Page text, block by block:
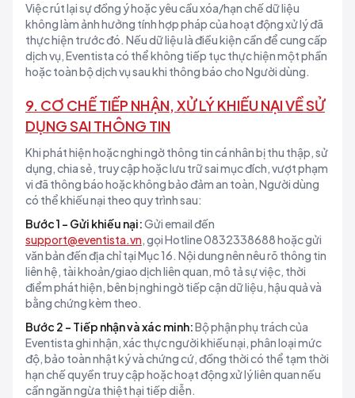
Việc rút lại sự đồng ý hoặc yêu cầu xóa/hạn chế dữ liệu
không làm ảnh hưởng tính hợp pháp của hoạt động xử lý đã
thực hiện trước đó. Nếu dữ liệu là điều kiện cần để cung cấp
dịch vụ, Eventista có thể không tiếp tục thực hiện một phần
hoặc toàn bộ dịch vụ sau khi thông báo cho Người dùng.
9. CƠ CHẾ TIẾP NHẬN, XỬ LÝ KHIẾU NẠI VỀ SỬ
DỤNG SAI THÔNG TIN
Khi phát hiện hoặc nghi ngờ thông tin cá nhân bị thu thập, sử
dụng, chia sẻ, truy cập hoặc lưu trữ sai mục đích, vượt phạm
vi đã thông báo hoặc không bảo đảm an toàn, Người dùng
có thể khiếu nại theo quy trình sau:
Bước 1 - Gửi khiếu nại:Gửi email đến
support@eventista.vn, gọi Hotline 0832338688 hoặc gửi
văn bản đến địa chỉ tại Mục 16. Nội dung nên nêu rõ thông tin
liên hệ, tài khoản/giao dịch liên quan, mô tả sự việc, thời
điểm phát hiện, bên bị nghi ngờ tiếp cận dữ liệu, hậu quả và
bằng chứng kèm theo.
Bước 2 - Tiếp nhận và xác minh:Bộ phận phụ trách của
Eventista ghi nhận, xác thực người khiếu nại, phân loại mức
độ, bảo toàn nhật ký và chứng cứ, đồng thời có thể tạm thời
hạn chế quyền truy cập hoặc hoạt động xử lý liên quan nếu
cần ngăn ngừa thiệt hại tiếp diễn.